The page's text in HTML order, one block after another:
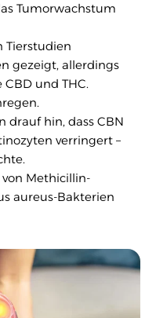
Tumorwachstum
Tierstudien
gezeigt, allerdings
und THC.
drauf hin, dass CBN
verringert –
Methicillin-
aureus-Bakterien